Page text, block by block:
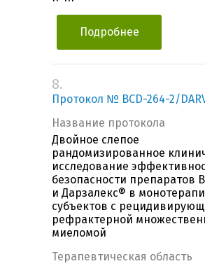
Подробнее
8.
Протокол № BCD-264-2/
Название протокола
Двойное слепое
рандомизированное
исследование
безопасности препаратов
и Дарзалекс® в
субъектов с
рефрактерной
миеломой
Терапевтическая область